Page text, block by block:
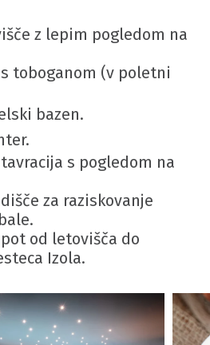
z lepim pogledom na
toboganom (v poletni
bazen.
s pogledom na
za raziskovanje
od letovišča do
Izola.